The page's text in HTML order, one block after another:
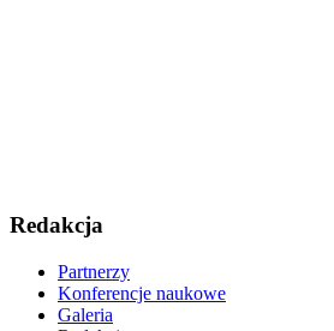
Redakcja
Partnerzy
Konferencje naukowe
Galeria